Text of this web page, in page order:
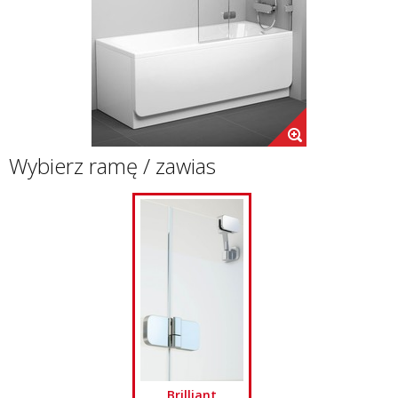
Wybierz ramę / zawias